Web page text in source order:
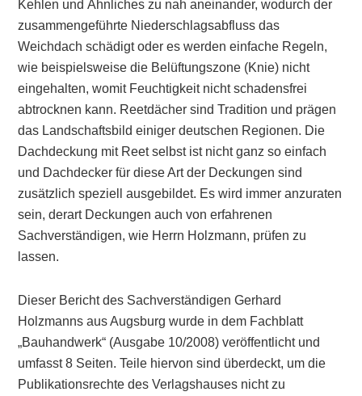
Kehlen und Ähnliches zu nah aneinander, wodurch der
zusammengeführte Niederschlagsabfluss das
Weichdach schädigt oder es werden einfache Regeln,
wie beispielsweise die Belüftungszone (Knie) nicht
eingehalten, womit Feuchtigkeit nicht schadensfrei
abtrocknen kann. Reetdächer sind Tradition und prägen
das Landschaftsbild einiger deutschen Regionen. Die
Dachdeckung mit Reet selbst ist nicht ganz so einfach
und Dachdecker für diese Art der Deckungen sind
zusätzlich speziell ausgebildet. Es wird immer anzuraten
sein, derart Deckungen auch von erfahrenen
Sachverständigen, wie Herrn Holzmann, prüfen zu
lassen.
Dieser Bericht des Sachverständigen Gerhard
Holzmanns aus Augsburg wurde in dem Fachblatt
„Bauhandwerk“ (Ausgabe 10/2008) veröffentlicht und
umfasst 8 Seiten. Teile hiervon sind überdeckt, um die
Publikationsrechte des Verlagshauses nicht zu